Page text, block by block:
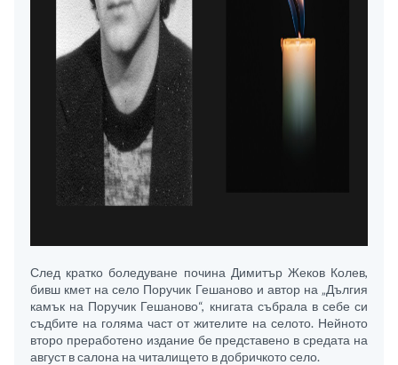
След кратко боледуване почина Димитър Жеков Колев,
бивш кмет на село Поручик Гешаново и автор на „Дългия
камък на Поручик Гешаново“, книгата събрала в себе си
съдбите на голяма част от жителите на селото. Нейното
второ преработено издание бе представено в средата на
август в салона на читалището в добричкото село.